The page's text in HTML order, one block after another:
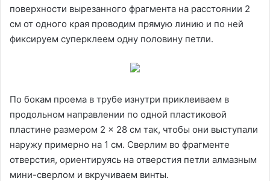
поверхности вырезанного фрагмента на расстоянии 2
см от одного края проводим прямую линию и по ней
фиксируем суперклеем одну половину петли.
По бокам проема в трубе изнутри приклеиваем в
продольном направлении по одной пластиковой
пластине размером 2 × 28 см так, чтобы они выступали
наружу примерно на 1 см. Сверлим во фрагменте
отверстия, ориентируясь на отверстия петли алмазным
мини-сверлом и вкручиваем винты.